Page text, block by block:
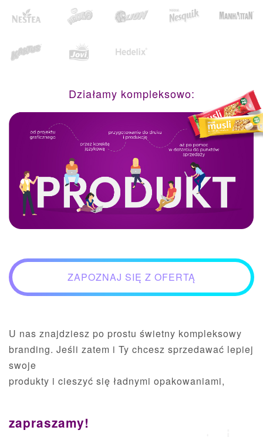
Działamy kompleksowo:
ZAPOZNAJ SIĘ Z OFERTĄ
U nas znajdziesz po prostu świetny kompleksowy
branding. Jeśli zatem i Ty chcesz sprzedawać lepiej
swoje
produkty i cieszyć się ładnymi opakowaniami,
zapraszamy!